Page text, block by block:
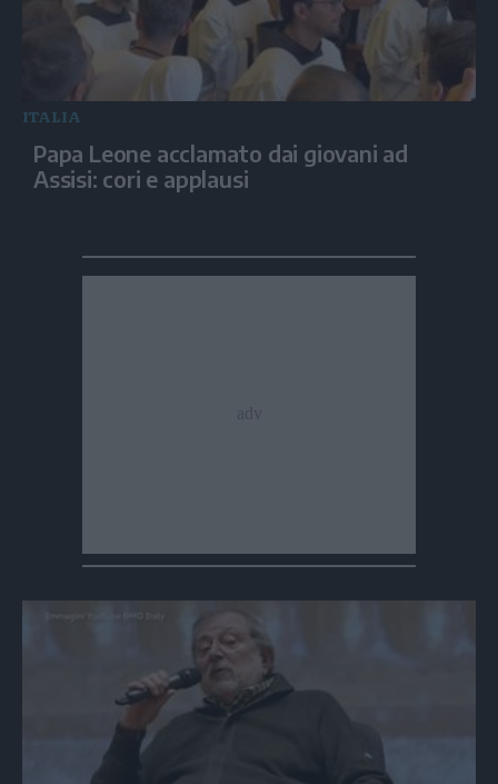
ITALIA
Papa Leone acclamato dai giovani ad
Assisi: cori e applausi